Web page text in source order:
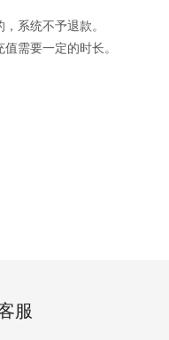
系统不予退款。
需要一定的时长。
服